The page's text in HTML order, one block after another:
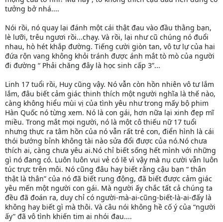
tưởng bở nhá....
Nói rồi, nó quay lại đánh một cái thật đau vào đầu thằng bạn,
lè lưỡi, trêu ngươi rồi...chạy. Và rồi, lại như cũ chúng nó đuổi
nhau, hò hét khắp đường. Tiếng cười giòn tan, vô tư lự của hai
đứa rộn vang không khỏi tránh được ánh mắt tò mò của người
đi đường “ Phải chăng đây là học sinh cấp 3”...
Linh 17 tuổi rồi, Huy cũng vậy. Nó vẫn còn hồn nhiên vô tư lắm
lắm, đâu biết cảm giác thinh thích một người nghĩa là thế nào,
càng không hiểu mùi vị của tình yêu như trong mấy bộ phim
Hàn Quốc nó từng xem. Nó là con gái, hơn nữa lại xinh đẹp mĩ
miều. Trong mắt mọi người, nó là một cô thiếu nữ 17 tuổi
nhưng thực ra tâm hồn của nó vẫn rất trẻ con, điển hình là cái
thói bướng bỉnh không tài nào sửa đổi được của nó.Nó chưa
thích ai, càng chưa yêu ai.Nó chỉ biết sống hết mình với những
gì nó đang có. Luôn luôn vui vẻ có lẽ vì vậy mà nụ cười vẫn luôn
túc trực trên môi. Nó cũng đâu hay biết rằng cậu bạn “ thân
thật là thân” của nó đã biết rung động, đã biết được cảm giác
yêu mến một người con gái. Mà người ấy chắc tất cả chúng ta
đều đã đoán ra, duy chỉ có người-mà-ai-cũng-biết-là-ai-đấy là
không hay biết gì mà thôi. Và câu nói không hề cố ý của “người
ấy” đã vô tình khiến tim ai nhói đau....